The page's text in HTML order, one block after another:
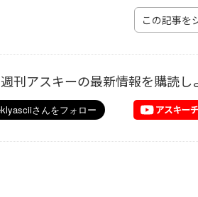
この記事を
週刊アスキーの最新情報を購読し